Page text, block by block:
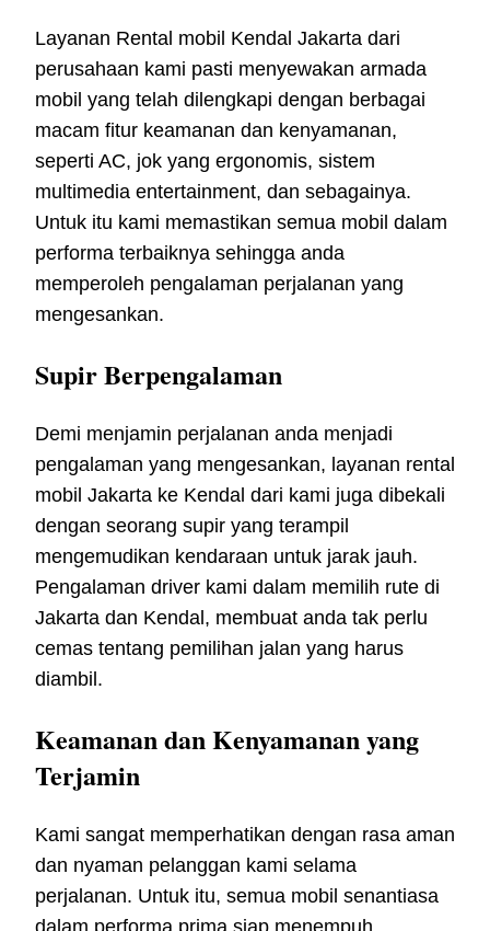
Layanan Rental mobil Kendal Jakarta dari
perusahaan kami pasti menyewakan armada
mobil yang telah dilengkapi dengan berbagai
macam fitur keamanan dan kenyamanan,
seperti AC, jok yang ergonomis, sistem
multimedia entertainment, dan sebagainya.
Untuk itu kami memastikan semua mobil dalam
performa terbaiknya sehingga anda
memperoleh pengalaman perjalanan yang
mengesankan.
Supir Berpengalaman
Demi menjamin perjalanan anda menjadi
pengalaman yang mengesankan, layanan rental
mobil Jakarta ke Kendal dari kami juga dibekali
dengan seorang supir yang terampil
mengemudikan kendaraan untuk jarak jauh.
Pengalaman driver kami dalam memilih rute di
Jakarta dan Kendal, membuat anda tak perlu
cemas tentang pemilihan jalan yang harus
diambil.
Keamanan dan Kenyamanan yang
Terjamin
Kami sangat memperhatikan dengan rasa aman
dan nyaman pelanggan kami selama
perjalanan. Untuk itu, semua mobil senantiasa